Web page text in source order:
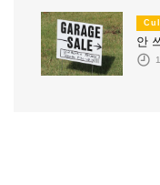
안